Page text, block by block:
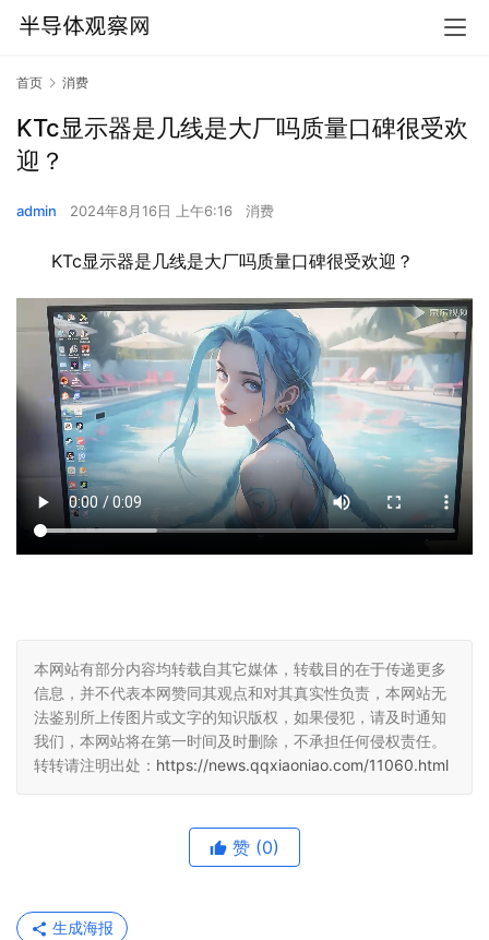
首页 消费
KTc显示器是几线是大厂吗质量口碑很受欢
迎？
admin 2024年8月16日 上午6:16 消费
KTc显示器是几线是大厂吗质量口碑很受欢迎？
本网站有部分内容均转载自其它媒体，转载目的在于传递更多
信息，并不代表本网赞同其观点和对其真实性负责，本网站无
法鉴别所上传图片或文字的知识版权，如果侵犯，请及时通知
我们，本网站将在第一时间及时删除，不承担任何侵权责任。
转转请注明出处： https://news.qqxiaoniao.com/11060.html
赞 (0)
生成海报